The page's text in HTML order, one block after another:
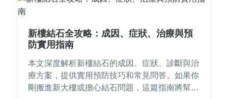
新樓結石全攻略：成因、症狀、治療與預
防實用指南
本文深度解析新樓結石的成因、症狀、診斷與治
療方案，提供實用預防技巧和常見問答。如果你
剛搬進新大樓或擔心結石問題，這篇指南將幫你